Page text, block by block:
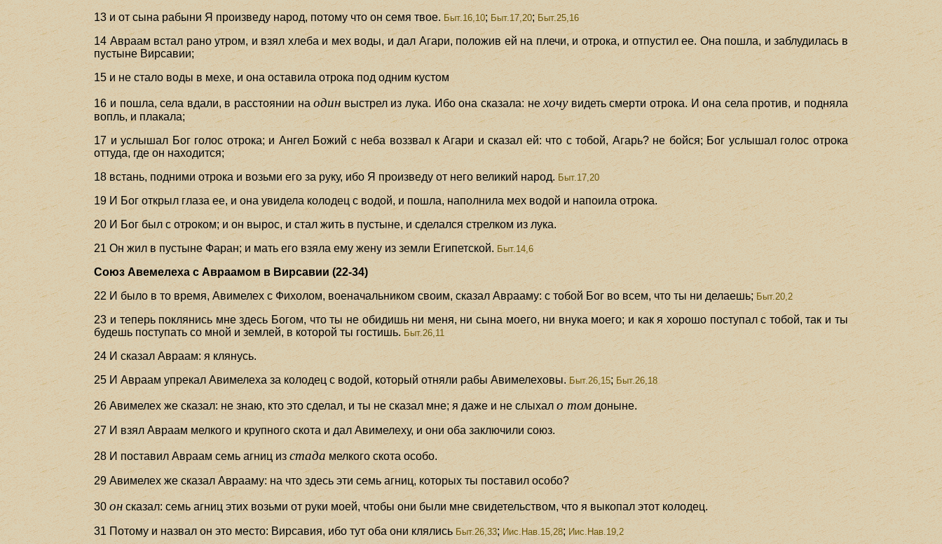
13 и от сына рабыни Я произведу народ, потому что он семя твое. Быт.16,10; Быт.17,20;Быт.25,16
14 Авраам встал рано утром, и взял хлеба и мех воды, и дал Агари, положив ей на плечи, и отрока, и отпустил ее. Она пошла, и заблудилась в
пустыне Вирсавии;
15 и не стало воды в мехе, и она оставила отрока под одним кустом
16 и пошла, села вдали, в расстоянии наодин выстрел из лука. Ибо она сказала: нехочувидеть смерти отрока. И она села против, и подняла
вопль, и плакала;
17 и услышал Бог голос отрока; и Ангел Божий с неба воззвал к Агари и сказал ей: что с тобой, Агарь? не бойся; Бог услышал голос отрока
оттуда, где он находится;
18 встань, подними отрока и возьми его за руку, ибо Я произведу от него великий народ. Быт.17,20
19 И Бог открыл глаза ее, и она увидела колодец с водой, и пошла, наполнила мех водой и напоила отрока.
20 И Бог был с отроком; и он вырос, и стал жить в пустыне, и сделался стрелком из лука.
21 Он жил в пустыне Фаран; и мать его взяла ему жену из земли Египетской. Быт.14,6
Союз Авемелеха с Авраамом в Вирсавии (22-34)
22 И было в то время, Авимелех с Фихолом, военачальником своим, сказал Аврааму: с тобой Бог во всем, что ты ни делаешь;Быт.20,2
23 и теперь поклянись мне здесь Богом, что ты не обидишь ни меня, ни сына моего, ни внука моего; и как я хорошо поступал с тобой, так и ты
будешь поступать со мной и землей, в которой ты гостишь. Быт.26,11
24 И сказал Авраам: я клянусь.
25 И Авраам упрекал Авимелеха за колодец с водой, который отняли рабы Авимелеховы. Быт.26,15; Быт.26,18
26 Авимелех же сказал: не знаю, кто это сделал, и ты не сказал мне; я даже и не слыхало том доныне.
27 И взял Авраам мелкого и крупного скота и дал Авимелеху, и они оба заключили союз.
28 И поставил Авраам семь агниц изстада мелкого скота особо.
29 Авимелех же сказал Аврааму: на что здесь эти семь агниц, которых ты поставил особо?
30онсказал: семь агниц этих возьми от руки моей, чтобы они были мне свидетельством, что я выкопал этот колодец.
31 Потому и назвал он это место: Вирсавия, ибо тут оба они клялись Быт.26,33; Иис.Нав.15,28; Иис.Нав.19,2